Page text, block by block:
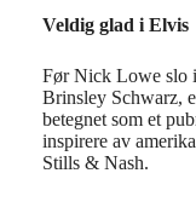
Veldig glad i Elvis
Før Nick Lowe slo
Brinsley Schwarz,
betegnet som et
inspirere av
Stills & Nash.